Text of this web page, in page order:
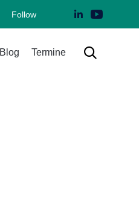
Follow
Blog Termine 